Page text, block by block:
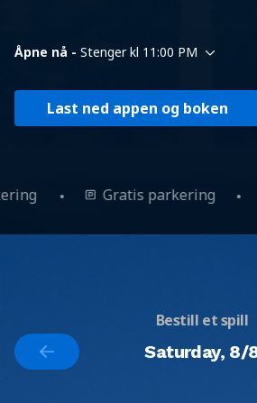
Åpne nå - Stenger kl 11:00 PM
Last ned appen og boken
Gratis parkering
Bestill et spill
Saturday, 8/